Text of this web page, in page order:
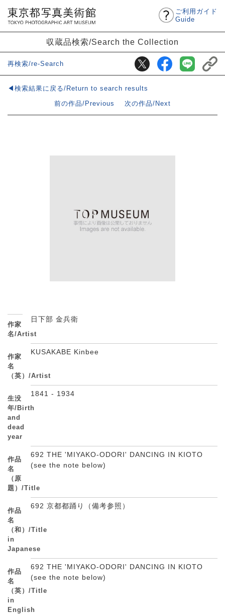
ご利用ガイド
Guide
収蔵品検索/Search the Collection
再検索/re-Search
◀検索結果に戻る/Return to search results
前の作品/Previous
次の作品/Next
作家
名/Artist
日下部 金兵衛
作家
名
（英）/Artist
KUSAKABE Kinbee
生没
年/Birth
and
dead
year
1841 - 1934
作品
名
（原
題）/Title
692 THE 'MIYAKO-ODORI' DANCING IN KIOTO
(see the note below)
作品
名
（和）/Title
in
Japanese
692 京都都踊り（備考参照）
作品
名
（英）/Title
in
English
692 THE 'MIYAKO-ODORI' DANCING IN KIOTO
(see the note below)